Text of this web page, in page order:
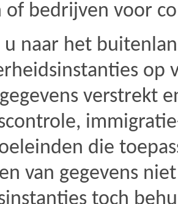
of bedrĳven voor
u naar het
op
verstrekt
die
van gegevens
toch